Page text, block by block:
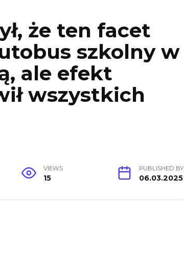
że ten facet
szkolny w
ale efekt
wszystkich
VIEWS
15
PUBLISHED BY
06.03.2025